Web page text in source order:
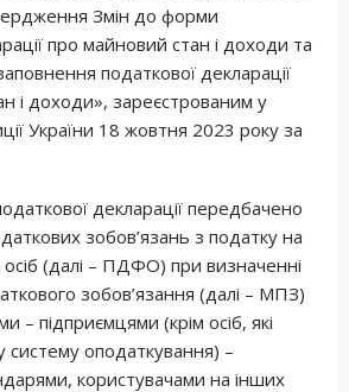
Змін до форми
про майновий стан і доходи та
податкової декларації
і доходи», зареєстрованим у
України 18 жовтня 2023 року за
декларації передбачено
зобов’язань з податку на
(далі – ПДФО) при визначенні
зобов’язання (далі – МПЗ)
– підприємцями (крім осіб, які
оподаткування) –
користувачами на інших